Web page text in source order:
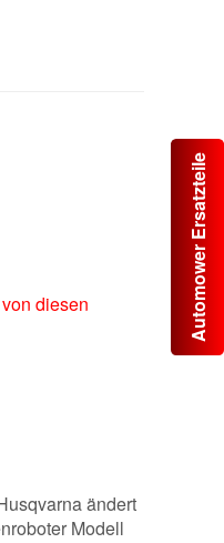
Automower Ersatzteile
diesen
ändert
Modell